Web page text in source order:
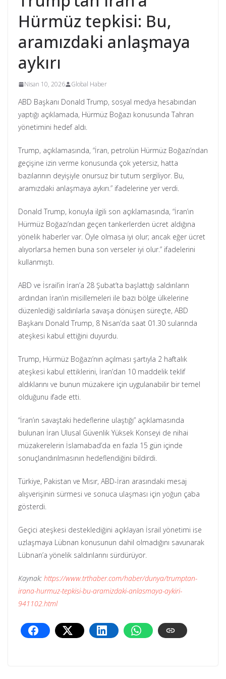
Hürmüz tepkisi: Bu,
aramızdaki anlaşmaya
aykırı
Nisan 10, 2026 Global Haber
ABD Başkanı Donald Trump, sosyal medya hesabından
yaptığı açıklamada, Hürmüz Boğazı konusunda Tahran
yönetimini hedef aldı.
Trump, açıklamasında, “İran, petrolün Hürmüz Boğazı’ndan
geçişine izin verme konusunda çok yetersiz, hatta
bazılarının deyişiyle onursuz bir tutum sergiliyor. Bu,
aramızdaki anlaşmaya aykırı.” ifadelerine yer verdi.
Donald Trump, konuyla ilgili son açıklamasında, “İran’ın
Hürmüz Boğazı’ndan geçen tankerlerden ücret aldığına
yönelik haberler var. Öyle olmasa iyi olur; ancak eğer ücret
alıyorlarsa hemen buna son verseler iyi olur.” ifadelerini
kullanmıştı.
ABD ve İsrail’in İran’a 28 Şubat’ta başlattığı saldırıların
ardından İran’ın misillemeleri ile bazı bölge ülkelerine
düzenlediği saldırılarla savaşa dönüşen süreçte, ABD
Başkanı Donald Trump, 8 Nisan’da saat 01.30 sularında
ateşkesi kabul ettiğini duyurdu.
Trump, Hürmüz Boğazı’nın açılması şartıyla 2 haftalık
ateşkesi kabul ettiklerini, İran’dan 10 maddelik teklif
aldıklarını ve bunun müzakere için uygulanabilir bir temel
olduğunu ifade etti.
“İran’ın savaştaki hedeflerine ulaştığı” açıklamasında
bulunan İran Ulusal Güvenlik Yüksek Konseyi de nihai
müzakerelerin İslamabad’da en fazla 15 gün içinde
sonuçlandırılmasının hedeflendiğini bildirdi.
Türkiye, Pakistan ve Mısır, ABD-İran arasındaki mesaj
alışverişinin sürmesi ve sonuca ulaşması için yoğun çaba
gösterdi.
Geçici ateşkesi desteklediğini açıklayan İsrail yönetimi ise
uzlaşmaya Lübnan konusunun dahil olmadığını savunarak
Lübnan’a yönelik saldırılarını sürdürüyor.
Kaynak: https://www.trthaber.com/haber/dunya/trumptan-
irana-hurmuz-tepkisi-bu-aramizdaki-anlasmaya-aykiri-
941102.html